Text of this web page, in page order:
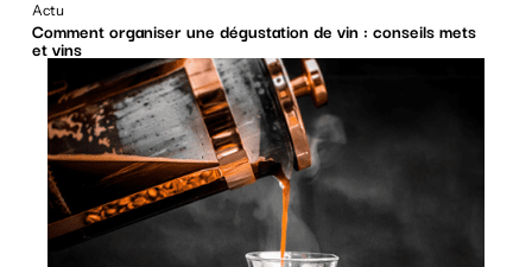
Actu
Comment organiser une dégustation de vin : conseils mets
et vins